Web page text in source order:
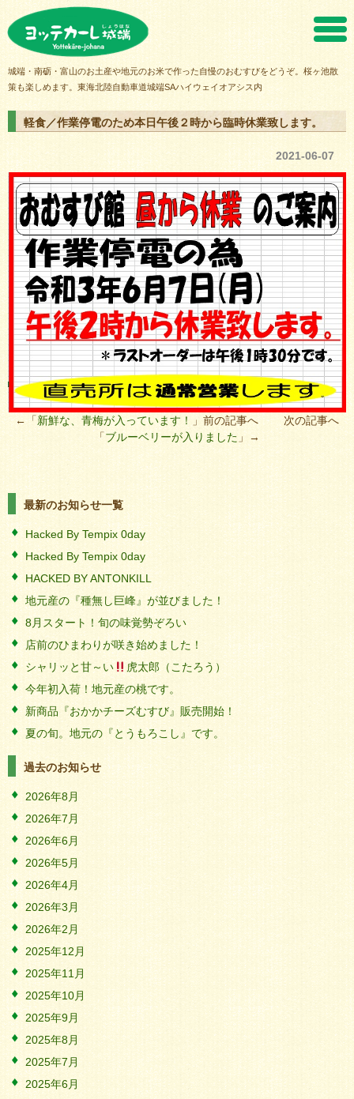
城端・南砺・富山のお土産や地元のお米で作った自慢のおむすびをどうぞ。桜ヶ池散
策も楽しめます。東海北陸自動車道城端SAハイウェイオアシス内
軽食／作業停電のため本日午後２時から臨時休業致します。
2021-06-07
←「 新鮮な、青梅が入っています！
」前の記事へ 次の記事へ
「ブルーベリーが入りました 」→
最新のお知らせ一覧
Hacked By Tempix 0day
Hacked By Tempix 0day
HACKED BY ANTONKILL
地元産の『種無し巨峰』が並びました！
8月スタート！旬の味覚勢ぞろい
店前のひまわりが咲き始めました！
シャリッと甘～い
虎太郎（こたろう）
今年初入荷！地元産の桃です。
新商品『おかかチーズむすび』販売開始！
夏の旬。地元の『とうもろこし』です。
過去のお知らせ
2026年8月
2026年7月
2026年6月
2026年5月
2026年4月
2026年3月
2026年2月
2025年12月
2025年11月
2025年10月
2025年9月
2025年8月
2025年7月
2025年6月